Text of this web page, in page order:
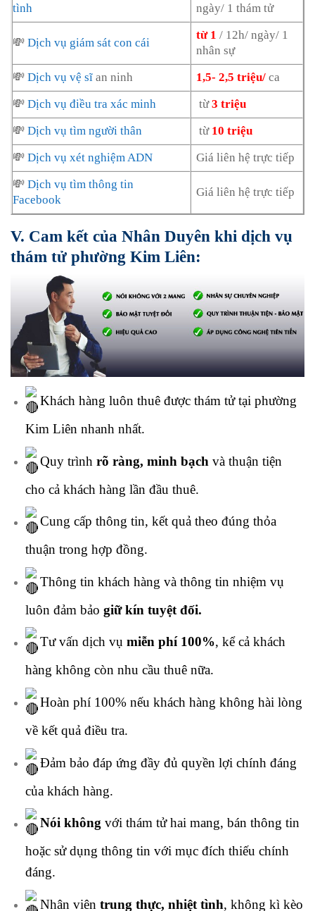
tình
ngày/ 1 thám tử
💸 Dịch vụ giám sát con cái
từ 1/ 12h/ ngày/ 1
nhân sự
💸 Dịch vụ vệ sĩ an ninh 1,5- 2,5 triệu/ ca
💸 Dịch vụ điều tra xác minh từ3 triệu
💸 Dịch vụ tìm người thân từ 10 triệu
💸 Dịch vụ xét nghiệm ADN
Giá liên hệ trực tiếp
💸 Dịch vụ tìm thông tin
Facebook
Giá liên hệ trực tiếp
V. Cam kết của Nhân Duyên khi dịch vụ
thám tử phường Kim Liên:
Khách hàng luôn thuê được thám tử tại phường
Kim Liên nhanh nhất.
Quy trình rõ ràng, minh bạch và thuận tiện
cho cả khách hàng lần đầu thuê.
Cung cấp thông tin, kết quả theo đúng thỏa
thuận trong hợp đồng.
Thông tin khách hàng và thông tin nhiệm vụ
luôn đảm bảo giữ kín tuyệt đối.
Tư vấn dịch vụ miễn phí 100%, kể cả khách
hàng không còn nhu cầu thuê nữa.
Hoàn phí 100% nếu khách hàng không hài lòng
về kết quả điều tra.
Đảm bảo đáp ứng đầy đủ quyền lợi chính đáng
của khách hàng.
Nói khôngvới thám tử hai mang, bán thông tin
hoặc sử dụng thông tin với mục đích thiếu chính
đáng.
Nhân viên trung thực, nhiệt tình, không kì kèo